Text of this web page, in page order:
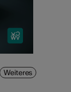
Weiteres